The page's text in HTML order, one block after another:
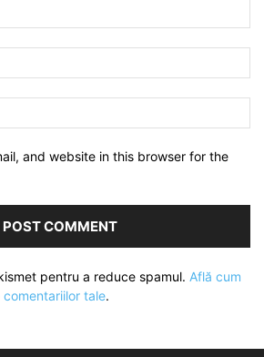
and website in this browser for the
pentru a reduce spamul. Află cum
tale.